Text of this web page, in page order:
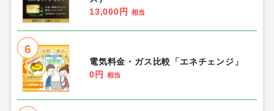
13,000円
相当
6
電気料金・ガス比較「エネチェンジ」
0円
相当